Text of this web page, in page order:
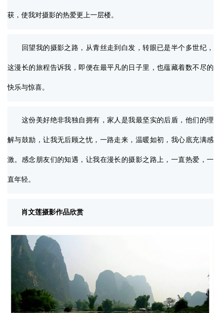
获，使我对摄影的热爱更上一层楼。
回望我的摄影之路，从青丝走到白发，转眼已是半个多世纪，
这漫长的旅程告诉我，即便在最平凡的日子里，也蕴藏着数不尽的
快乐与惊喜。
这份美好绝非我独自拥有，家人是我最坚实的后盾，他们的理
解与鼓励，让我无后顾之忧，一路走来，温暖如初，我心底充满感
激。感念朋友们的知遇，让我在漫长的摄影之路上，一直热爱，一
直年轻。
肖文莲摄影作品欣赏